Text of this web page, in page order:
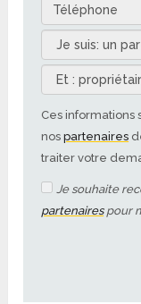
Ces informations
nospartenaires
traiter votre
Je souhaite
partenairespour